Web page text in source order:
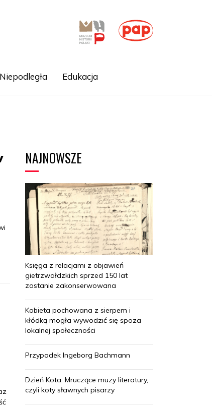
Niepodległa Edukacja
NAJNOWSZE
Księga z relacjami z objawień
gietrzwałdzkich sprzed 150 lat
zostanie zakonserwowana
Kobieta pochowana z sierpem i
kłódką mogła wywodzić się spoza
lokalnej społeczności
Przypadek Ingeborg Bachmann
Dzień Kota. Mruczące muzy literatury,
czyli koty sławnych pisarzy